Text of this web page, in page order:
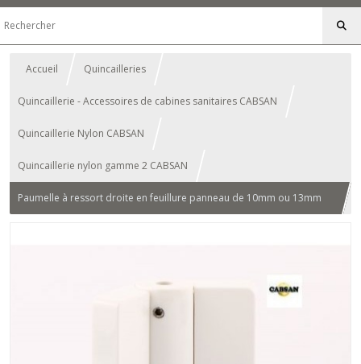
Accueil Quincailleries
Quincaillerie - Accessoires de cabines sanitaires CABSAN
Quincaillerie Nylon CABSAN
Quincaillerie nylon gamme 2 CABSAN
Paumelle à ressort droite en feuillure panneau de 10mm ou 13mm